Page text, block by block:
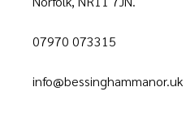
07970 073315
info@bessinghammanor.uk